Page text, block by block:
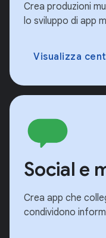
Crea produzioni
lo sviluppo di app
Visualizza
Social e
Crea app che
condividono